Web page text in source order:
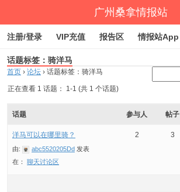
广州桑拿情报站
注册/登录 VIP充值 报告区 情报站App
深圳桑拿情报站
话题标签：骑洋马
首页 › 论坛 › 话题标签：骑洋马
正在查看 1 话题： 1-1 (共 1 个话题)
话题 参与人 帖子
洋马可以在哪里骑？
由: abc5520205Dd 发表
在： 聊天讨论区
2 3